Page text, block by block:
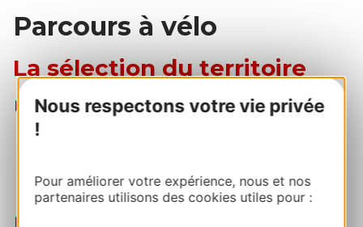
Nous respectons votre vie privée
!
Pour améliorer votre expérience, nous et nos
partenaires utilisons des cookies utiles pour :
Parcours à vélo
La sélection du territoire
Loisirs:
découvrir la Voie Verte « Passa Païs » et ses
environs.